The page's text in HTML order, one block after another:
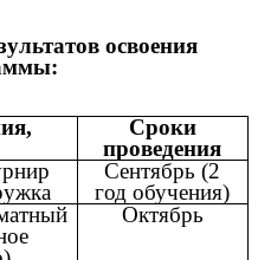
освоения
Сроки
проведения
Сентябрь (2
год обучения)
Октябрь